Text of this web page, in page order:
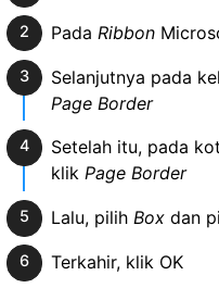
Pada Ribbon
Selanjutnya pada
Page Border
Setelah itu, pada
klik Page Border
Lalu, pilih Boxdan
Terkahir, klik OK